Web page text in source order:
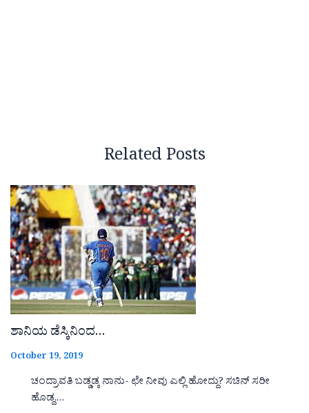
Related Posts
ಶಾನಿಯ ಡೆಸ್ಕಿನಿಂದ…
October 19, 2019
ಚಂದ್ರಾವತಿ ಬಡ್ಡಡ್ಕ ನಾನು- ಛೇ ನೀವು ಎಲ್ಲಿ ಹೋದ್ದು? ಸಚಿನ್ ಸರೀ
ಹೊಡ್ದ,…